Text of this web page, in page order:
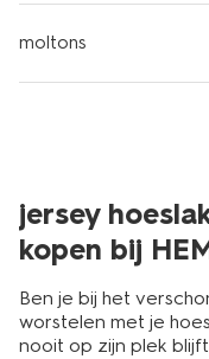
moltons
jersey
kopen bij
Ben je bij het
worstelen met je
nooit op zijn plek